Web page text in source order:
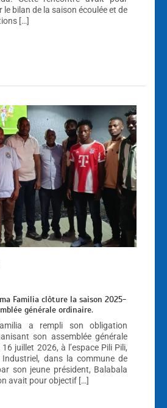
le bilan de la saison écoulée et de
[…]
Familia clôture la saison 2025-
générale ordinaire.
a rempli son obligation
son assemblée générale
juillet 2026, à l’espace Pili Pili,
dans la commune de
son jeune président, Balabala
avait pour objectif […]